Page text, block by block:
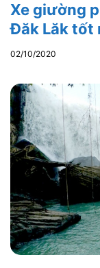
Xe giường
Đăk Lăk tốt
02/10/2020